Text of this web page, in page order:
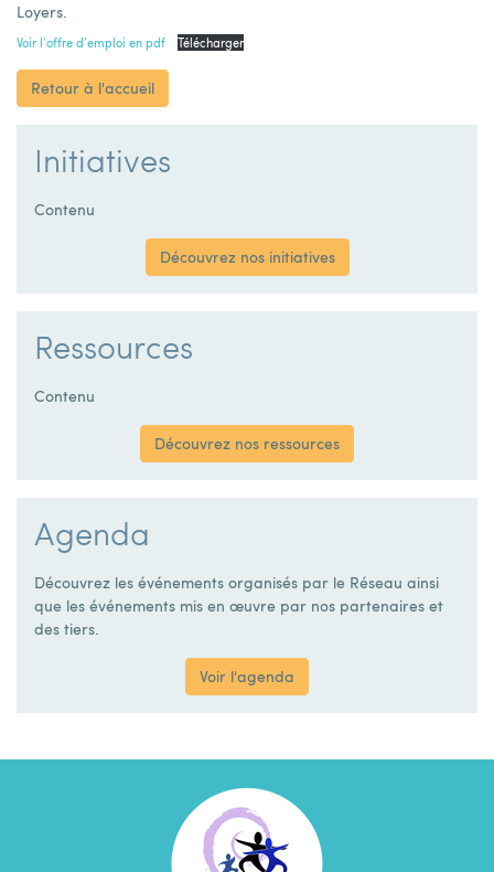
Loyers.
Voir l’offre d’emploi en pdf Télécharger
Retour à l'accueil
Initiatives
Contenu
Découvrez nos initiatives
Ressources
Contenu
Découvrez nos ressources
Agenda
Découvrez les événements organisés par le Réseau ainsi
que les événements mis en œuvre par nos partenaires et
des tiers.
Voir l'agenda